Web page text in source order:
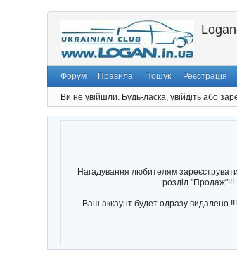
Форум Правила Пошук Реєстрація
Ви не увійшли. Будь-ласка, увійдіть або
Нагадування любителям
розділ "Продаж"!!!
Ваш аккаунт будет одразу видалено